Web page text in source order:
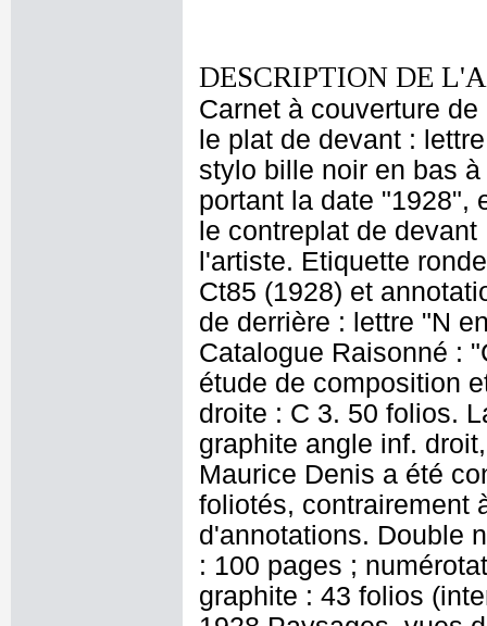
DESCRIPTION DE
Carnet à couverture
le plat de devant :
stylo bille noir en bas
portant la date "1928",
le contreplat de
l'artiste. Etiquette
Ct85 (1928) et
de derrière : lettre "N
Catalogue Raisonné :
étude de composition
droite : C 3. 50 folios.
graphite angle inf.
Maurice Denis a été
foliotés, contrairement
d'annotations. Double
: 100 pages ;
graphite : 43 folios